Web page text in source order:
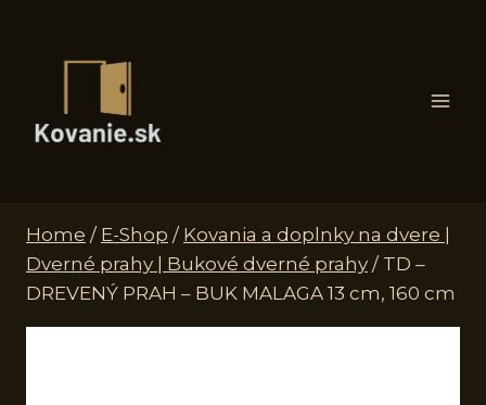
Home / E-Shop / Kovania a doplnky na dvere |
Dverné prahy | Bukové dverné prahy / TD –
DREVENÝ PRAH – BUK MALAGA 13 cm, 160 cm